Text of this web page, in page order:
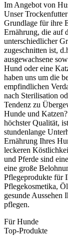
Im Angebot von
Unser
Grundlage für ihre
Ernährung, die auf
unterschiedlicher
zugeschnitten ist,
ausgewachsene
Hund oder eine
haben uns um die
empfindlichen
nach Sterilisation
Tendenz zu
Hunde und
höchster Qualität,
stundenlange
Ernährung Ihres
leckeren
und Pferde sind
eine große
Pflegeprodukte für
Pflegekosmetika,
gesunde Aussehen
pflegen.
Für Hunde
Top-Produkte